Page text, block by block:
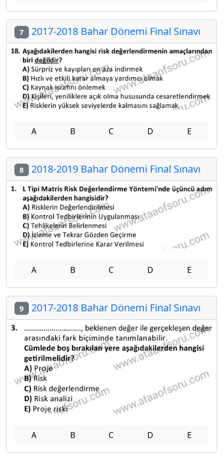
7 2017-2018 Bahar Dönemi Final Sınavı
A B C D E
8 2018-2019 Bahar Dönemi Final Sınavı
A B C D E
9 2017-2018 Bahar Dönemi Final Sınavı
A B C D E